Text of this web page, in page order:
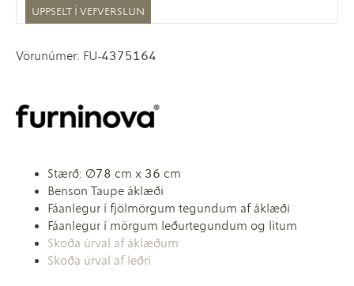
UPPSELT Í VEFVERSLUN
Vörunúmer: FU-4375164
Stærð: Ø78 cm x 36 cm
Benson Taupe áklæði
Fáanlegur í fjölmörgum tegundum af áklæði
Fáanlegur í mörgum leðurtegundum og litum
Skoða úrval af áklæðum
Skoða úrval af leðri